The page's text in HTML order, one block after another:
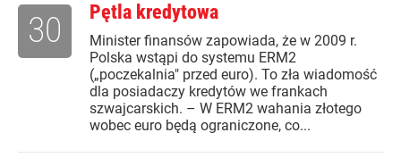
Pętla kredytowa
Minister finansów zapowiada, że w 2009 r.
Polska wstąpi do systemu ERM2
(„poczekalnia" przed euro). To zła wiadomość
dla posiadaczy kredytów we frankach
szwajcarskich. – W ERM2 wahania złotego
wobec euro będą ograniczone, co...
30